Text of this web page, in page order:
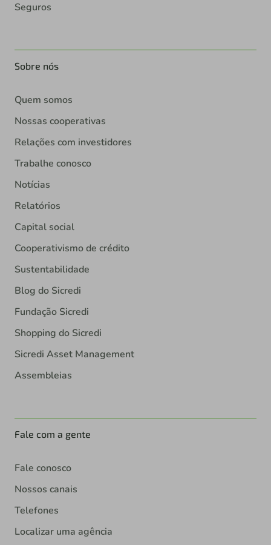
Seguros
Sobre nós
Quem somos
Nossas cooperativas
Relações com investidores
Trabalhe conosco
Notícias
Relatórios
Capital social
Cooperativismo de crédito
Sustentabilidade
Blog do Sicredi
Fundação Sicredi
Shopping do Sicredi
Sicredi Asset Management
Assembleias
Fale com a gente
Fale conosco
Nossos canais
Telefones
Localizar uma agência